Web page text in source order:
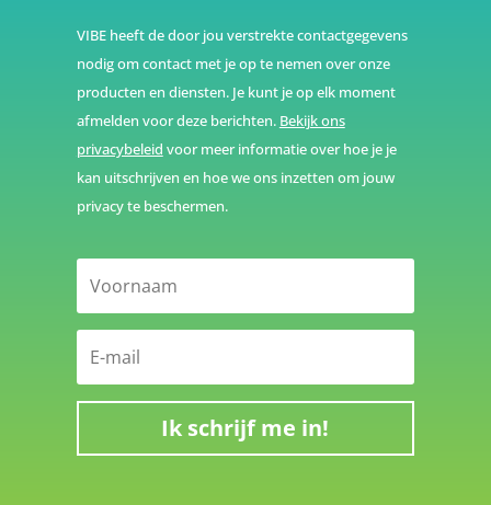
VIBE heeft de door jou verstrekte contactgegevens
nodig om contact met je op te nemen over onze
producten en diensten. Je kunt je op elk moment
afmelden voor deze berichten. Bekijk ons
privacybeleid voor meer informatie over hoe je je
kan uitschrijven en hoe we ons inzetten om jouw
privacy te beschermen.
Ik schrijf me in!